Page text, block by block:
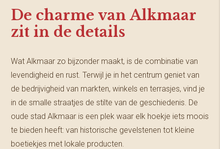
De charme van Alkmaar
zit in de details
Wat Alkmaar zo bijzonder maakt, is de combinatie van
levendigheid en rust. Terwijl je in het centrum geniet van
de bedrijvigheid van markten, winkels en terrasjes, vind je
in de smalle straatjes de stilte van de geschiedenis. De
oude stad Alkmaar is een plek waar elk hoekje iets moois
te bieden heeft: van historische gevelstenen tot kleine
boetiekjes met lokale producten.